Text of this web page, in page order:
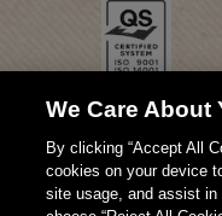
We Care About
By clicking “Accept All
cookies on your device
site usage, and assist